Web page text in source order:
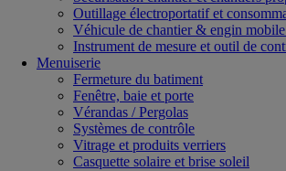
Outillage électroportatif et
Véhicule de chantier & engin
Instrument de mesure et outil de
Menuiserie
Fermeture du batiment
Fenêtre, baie et porte
Vérandas / Pergolas
Systèmes de contrôle
Vitrage et produits verriers
Casquette solaire et brise soleil